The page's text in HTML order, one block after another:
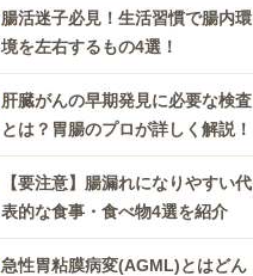
腸活迷子必見！生活習慣で腸内環
境を左右するもの4選！
肝臓がんの早期発見に必要な検査
とは？胃腸のプロが詳しく解説！
【要注意】腸漏れになりやすい代
表的な食事・食べ物4選を紹介
急性胃粘膜病変(AGML)とはどん